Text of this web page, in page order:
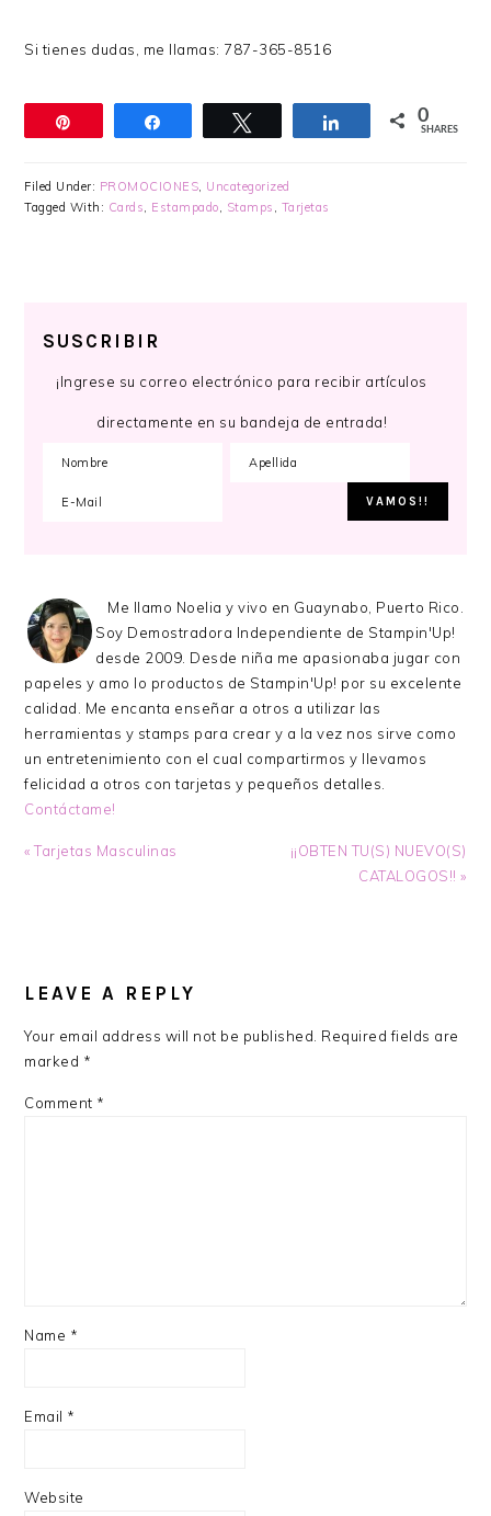
Si tienes dudas, me llamas: 787-365-8516
Share 0
SHARES
Filed Under: PROMOCIONES, Uncategorized
Tagged With: Cards, Estampado, Stamps , Tarjetas
SUSCRIBIR
¡Ingrese su correo electrónico para recibir artículos
directamente en su bandeja de entrada!
Me llamo Noelia y vivo en Guaynabo, Puerto Rico.
Soy Demostradora Independiente de Stampin'Up!
desde 2009. Desde niña me apasionaba jugar con
papeles y amo lo productos de Stampin'Up! por su excelente
calidad. Me encanta enseñar a otros a utilizar las
herramientas y stamps para crear y a la vez nos sirve como
un entretenimiento con el cual compartirmos y llevamos
felicidad a otros con tarjetas y pequeños detalles.
Contáctame!
Previous
« Tarjetas Masculinas
Next
¡¡OBTEN TU(S) NUEVO(S)
CATALOGOS!! »
INTERACTIONS
LEAVE A REPLY
Your email address will not be published. Required fields are
marked *
Comment *
Name *
Email *
Website